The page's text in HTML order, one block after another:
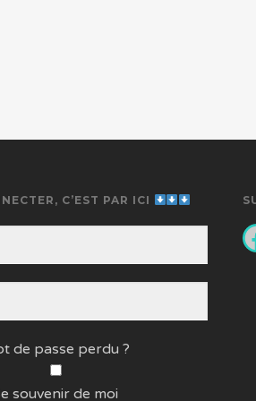
C’EST PAR ICI
de passe perdu ?
souvenir de moi